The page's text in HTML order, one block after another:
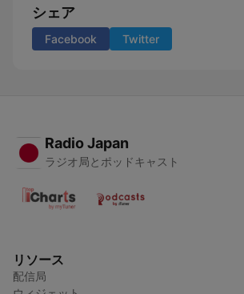
シェア
Facebook Twitter
Radio Japan
ラジオ局とポッドキャスト
リソース
配信局